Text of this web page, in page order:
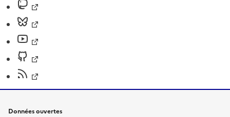
Données ouvertes